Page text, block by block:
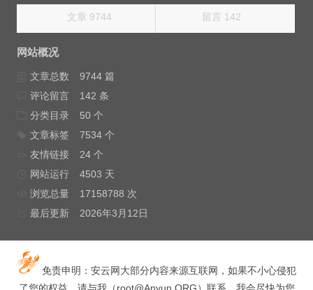
文章 9744 留言 142
网站概况
文章总数
9744 篇
评论留言
142 条
分类目录
50 个
文章标签
7534 个
友情链接
24 个
网站运行
4503 天
浏览总量
17158788 次
最后更新
2026年3月12日
免责申明：安云网大部分内容来源互联网，如果不小心侵犯